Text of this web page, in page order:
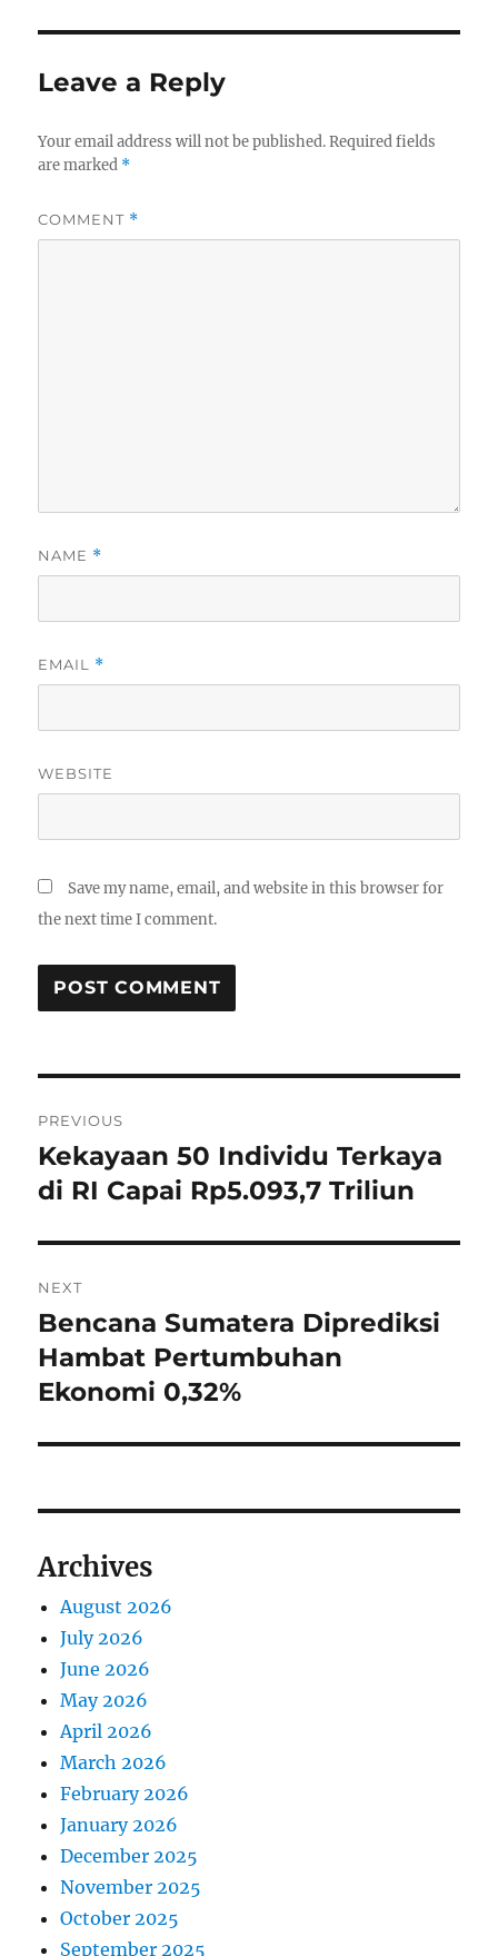
o
e
Leave a Reply
Your email address will not be published. Required fields
are marked *
COMMENT *
NAME *
EMAIL *
WEBSITE
Save my name, email, and website in this browser for
the next time I comment.
o
s
t
n
a
v
a
t
i
o
n
PREVIOUS
P
r
v
i
o
s
p
Kekayaan 50 Individu Terkaya
di RI Capai Rp5.093,7 Triliun
NEXT
N
e
x
p
s
:
Bencana Sumatera Diprediksi
Hambat Pertumbuhan
Ekonomi 0,32%
Archives
August 2026
July 2026
June 2026
May 2026
April 2026
March 2026
February 2026
January 2026
December 2025
November 2025
October 2025
September 2025